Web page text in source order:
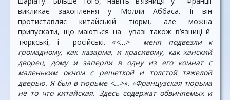
викликає захоплення у Молли Аббаса. Її він
протиставляє китайській тюрмі, але можна
припускати, що маються на увазі також в’язниці й
тюркські, і російські. «<…> меня подвезли к
громадному, как казарма, и красивому, как ханский
дворец, дому и заперли в одну из его комнат с
маленьким окном с решеткой и толстой тяжелой
дверью. Я был в тюрьме <…>». «Французская тюрьма
не то что китайская. Здесь содержат обвиняемых и